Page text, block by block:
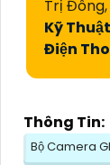
Trị Đông,
Kỹ
Điện
Thông Tin:
Bộ Camera